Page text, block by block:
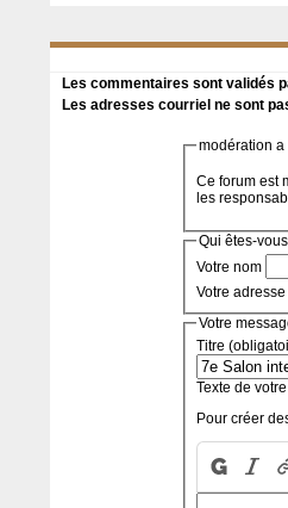
Les commentaires sont validés
Les adresses courriel ne sont
modération a
Ce forum est
les
Qui êtes-
Votre nom
Votre
Votre
Titre
Texte de
Pour créer